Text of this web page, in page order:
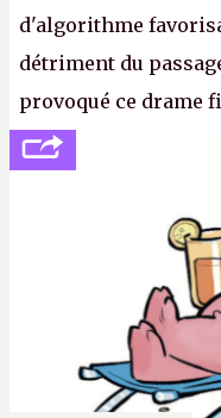
d'algorithme
détriment du
provoqué ce drame
se consoler, le PDG
sur le déblocage du
joueurs majeurs
aux adultes, qui ne
avec du pouvoir